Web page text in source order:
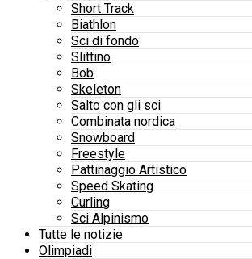
Short Track
Biathlon
Sci di fondo
Slittino
Bob
Skeleton
Salto con gli sci
Combinata nordica
Snowboard
Freestyle
Pattinaggio Artistico
Speed Skating
Curling
Sci Alpinismo
Tutte le notizie
Olimpiadi